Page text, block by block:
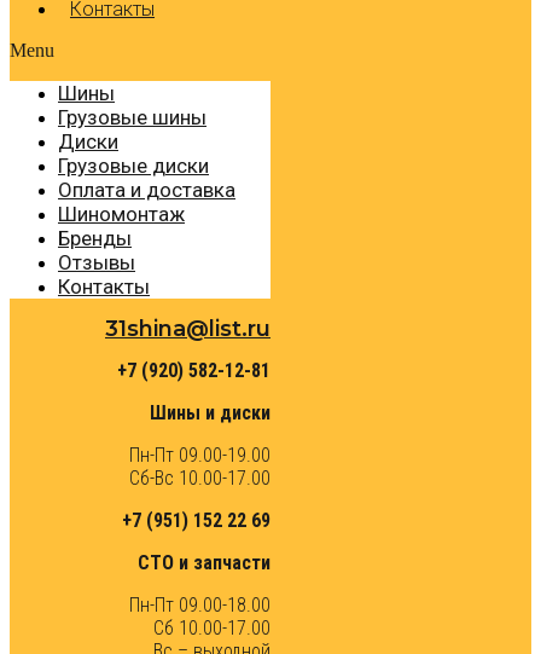
Контакты
Menu
Шины
Грузовые шины
Диски
Грузовые диски
Оплата и доставка
Шиномонтаж
Бренды
Отзывы
Контакты
31shina@list.ru
+7 (920) 582-12-81
Шины и диски
Пн-Пт 09.00-19.00
Сб-Вс 10.00-17.00
+7 (951) 152 22 69
СТО и запчасти
Пн-Пт 09.00-18.00
Сб 10.00-17.00